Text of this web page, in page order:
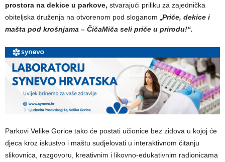
prostora na dekice u parkove, stvarajući priliku za zajednička
obiteljska druženja na otvorenom pod sloganom „ Priče, dekice i
mašta pod krošnjama – ČičaMiča seli priče u prirodu!“.
Parkovi Velike Gorice tako će postati učionice bez zidova u kojoj će
djeca kroz iskustvo i maštu sudjelovati u interaktivnom čitanju
slikovnica, razgovoru, kreativnim i likovno-edukativnim radionicama